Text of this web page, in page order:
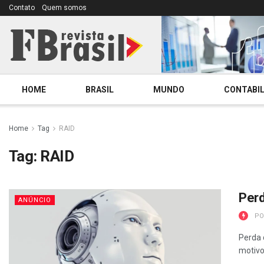
Contato Quem somos
HOME BRASIL MUNDO
Home Tag RAID
Tag: RAID
ANÚNCIO
Perda